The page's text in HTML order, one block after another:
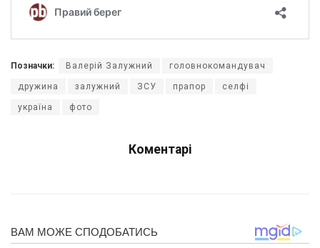
Позначки: Валерій Залужний головнокомандувач
дружина залужний ЗСУ прапор селфі
україна фото
Коментарі